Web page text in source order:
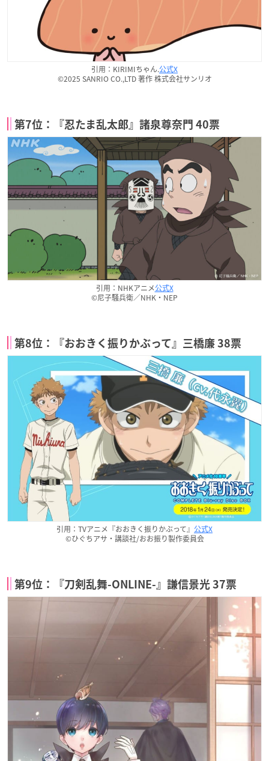
引用：KIRIMIちゃん.公式X
©2025 SANRIO CO.,LTD 著作 株式会社サンリオ
第7位：『忍たま乱太郎』諸泉尊奈門 40票
引用：NHKアニメ公式X
©尼子騒兵衛／NHK・NEP
第8位：『おおきく振りかぶって』三橋廉 38票
引用：TVアニメ『おおきく振りかぶって』 公式X
©ひぐちアサ・講談社/おお振り製作委員会
第9位：『刀剣乱舞-ONLINE-』謙信景光 37票